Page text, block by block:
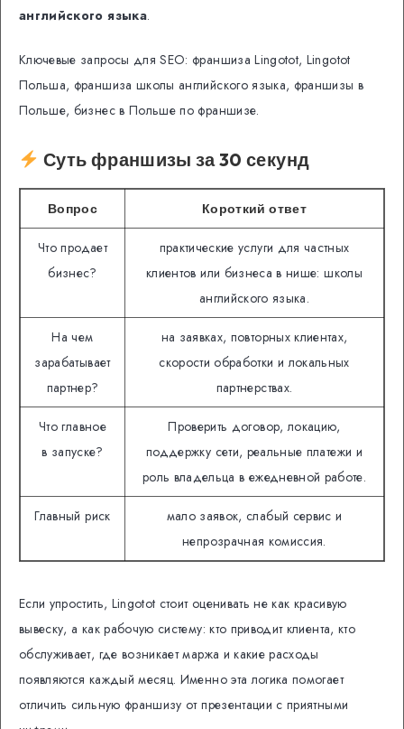
английского языка.
Ключевые запросы для SEO: франшиза Lingotot, Lingotot
Польша, франшиза школы английского языка, франшизы в
Польше, бизнес в Польше по франшизе.
Суть франшизы за 30 секунд
Вопрос Короткий ответ
Что продает
бизнес?
практические услуги для частных
клиентов или бизнеса в нише: школы
английского языка.
На чем
зарабатывает
партнер?
на заявках, повторных клиентах,
скорости обработки и локальных
партнерствах.
Что главное
в запуске?
Проверить договор, локацию,
поддержку сети, реальные платежи и
роль владельца в ежедневной работе.
Главный риск
мало заявок, слабый сервис и
непрозрачная комиссия.
Если упростить, Lingotot стоит оценивать не как красивую
вывеску, а как рабочую систему: кто приводит клиента, кто
обслуживает, где возникает маржа и какие расходы
появляются каждый месяц. Именно эта логика помогает
отличить сильную франшизу от презентации с приятными